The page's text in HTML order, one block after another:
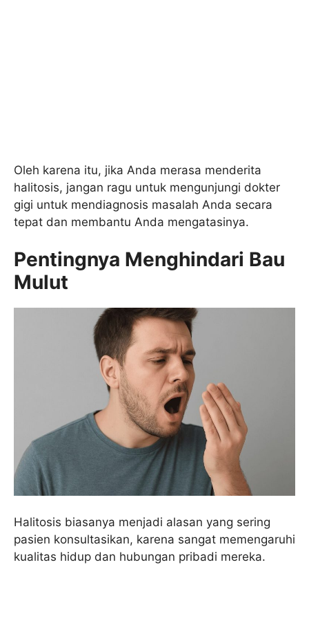
Oleh karena itu, jika Anda merasa menderita
halitosis, jangan ragu untuk mengunjungi dokter
gigi untuk mendiagnosis masalah Anda secara
tepat dan membantu Anda mengatasinya.
Pentingnya Menghindari Bau
Mulut
Halitosis biasanya menjadi alasan yang sering
pasien konsultasikan, karena sangat memengaruhi
kualitas hidup dan hubungan pribadi mereka.